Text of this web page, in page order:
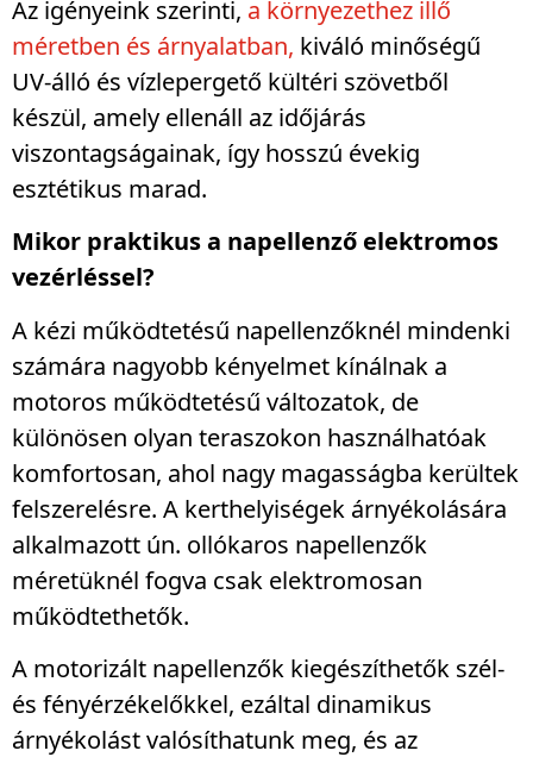
Az igényeink szerinti, a környezethez illő
méretben és árnyalatban, kiváló minőségű
UV-álló és vízlepergető kültéri szövetből
készül, amely ellenáll az időjárás
viszontagságainak, így hosszú évekig
esztétikus marad.
Mikor praktikus a napellenző elektromos
vezérléssel?
A kézi működtetésű napellenzőknél mindenki
számára nagyobb kényelmet kínálnak a
motoros működtetésű változatok, de
különösen olyan teraszokon használhatóak
komfortosan, ahol nagy magasságba kerültek
felszerelésre. A kerthelyiségek árnyékolására
alkalmazott ún. ollókaros napellenzők
méretüknél fogva csak elektromosan
működtethetők.
A motorizált napellenzők kiegészíthetők szél-
és fényérzékelőkkel, ezáltal dinamikus
árnyékolást valósíthatunk meg, és az